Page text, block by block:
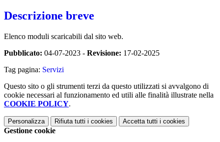
Descrizione breve
Elenco moduli scaricabili dal sito web.
Pubblicato: 04-07-2023 - Revisione: 17-02-2025
Tag pagina: Servizi
Questo sito o gli strumenti terzi da questo utilizzati si avvalgono di
cookie necessari al funzionamento ed utili alle finalità illustrate nella
COOKIE POLICY.
Personalizza Rifiuta tutti i cookies Accetta tutti i cookies
Gestione cookie